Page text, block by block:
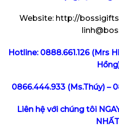
Website: http://
Hotline: 0888.661.126(Mrs
0866.444.933 (Ms.Thúy) –
Liên hệ với chúng tôi